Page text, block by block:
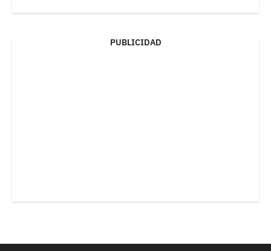
PUBLICIDAD